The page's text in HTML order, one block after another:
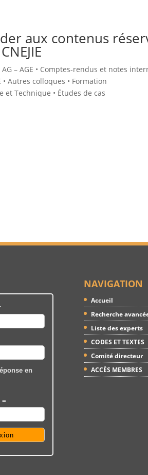
aux contenus
– AGE • Comptes-rendus et notes
• Autres colloques • Formation
et Technique • Études de cas
en
=
NAVIGATION
Accueil
Recherche
Liste des experts
CODES ET TEXTES
Comité directeur
ACCÈS MEMBRES